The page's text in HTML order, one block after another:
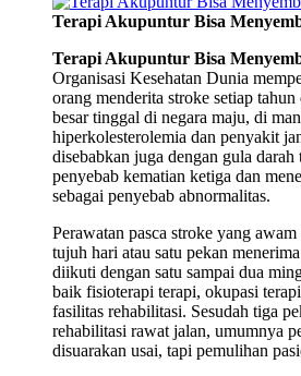
Terapi Akupuntur Bisa
Terapi Akupuntur Bisa
Organisasi Kesehatan Dunia
orang menderita stroke setiap
besar tinggal di negara maju, di
hiperkolesterolemia dan penyakit
disebabkan juga dengan gula
penyebab kematian ketiga dan
sebagai penyebab abnormalitas.
Perawatan pasca stroke yang
tujuh hari atau satu pekan
diikuti dengan satu sampai dua
baik fisioterapi terapi, okupasi
fasilitas rehabilitasi. Sesudah tiga
rehabilitasi rawat jalan, umumnya
disuarakan usai, tapi pemulihan